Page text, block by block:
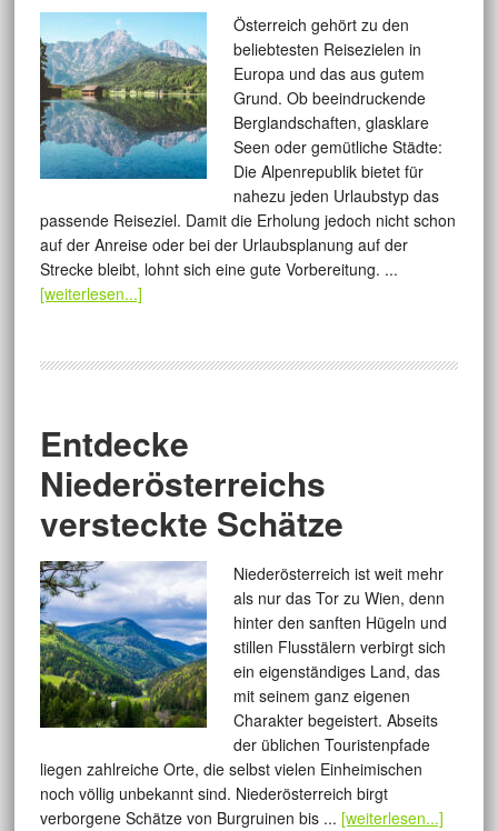
Österreich gehört zu den
beliebtesten Reisezielen in
Europa und das aus gutem
Grund. Ob beeindruckende
Berglandschaften, glasklare
Seen oder gemütliche Städte:
Die Alpenrepublik bietet für
nahezu jeden Urlaubstyp das
passende Reiseziel. Damit die Erholung jedoch nicht schon
auf der Anreise oder bei der Urlaubsplanung auf der
Strecke bleibt, lohnt sich eine gute Vorbereitung. ...
[weiterlesen...]
Entdecke
Niederösterreichs
versteckte Schätze
Niederösterreich ist weit mehr
als nur das Tor zu Wien, denn
hinter den sanften Hügeln und
stillen Flusstälern verbirgt sich
ein eigenständiges Land, das
mit seinem ganz eigenen
Charakter begeistert. Abseits
der üblichen Touristenpfade
liegen zahlreiche Orte, die selbst vielen Einheimischen
noch völlig unbekannt sind. Niederösterreich birgt
verborgene Schätze von Burgruinen bis ... [weiterlesen...]